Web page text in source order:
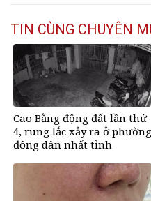
TIN CÙNG CHUYÊN
Cao Bằng động đất lần thứ
4, rung lắc xảy ra ở phường
đông dân nhất tỉnh